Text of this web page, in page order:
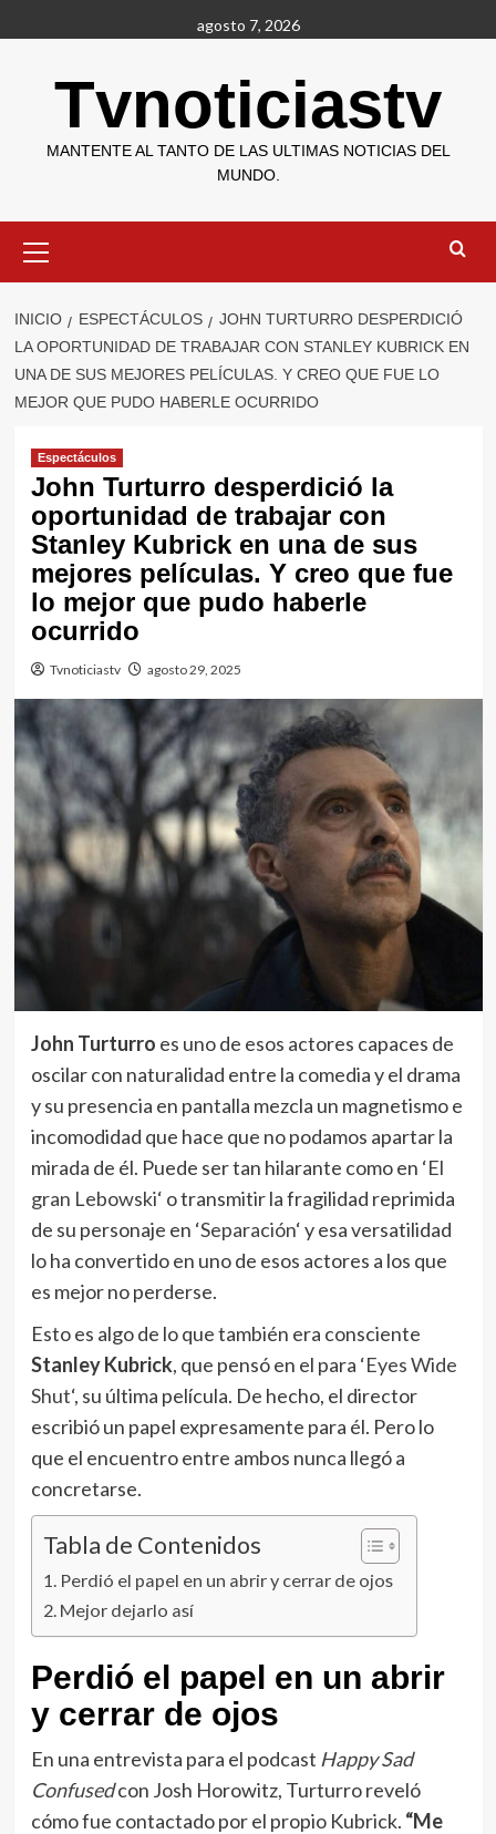
al
agosto 7, 2026
Tvnoticiastv
MANTENTE AL TANTO DE LAS ULTIMAS NOTICIAS DEL
MUNDO.
primario
INICIO ESPECTÁCULOS
JOHN TURTURRO DESPERDICIÓ
LA OPORTUNIDAD DE TRABAJAR CON STANLEY KUBRICK EN
UNA DE SUS MEJORES PELÍCULAS. Y CREO QUE FUE LO
MEJOR QUE PUDO HABERLE OCURRIDO
Espectáculos
John Turturro desperdició la
oportunidad de trabajar con
Stanley Kubrick en una de sus
mejores películas. Y creo que fue
lo mejor que pudo haberle
ocurrido
Tvnoticiastv agosto 29, 2025
John Turturro es uno de esos actores capaces de
oscilar con naturalidad entre la comedia y el drama
y su presencia en pantalla mezcla un magnetismo e
incomodidad que hace que no podamos apartar la
mirada de él. Puede ser tan hilarante como en ‘El
gran Lebowski‘ o transmitir la fragilidad reprimida
de su personaje en ‘Separación‘ y esa versatilidad
lo ha convertido en uno de esos actores a los que
es mejor no perderse.
Esto es algo de lo que también era consciente
Stanley Kubrick, que pensó en el para ‘Eyes Wide
Shut‘, su última película. De hecho, el director
escribió un papel expresamente para él. Pero lo
que el encuentro entre ambos nunca llegó a
concretarse.
Tabla de Contenidos
Perdió el papel en un abrir y cerrar de ojos
Mejor dejarlo así
Perdió el papel en un abrir
y cerrar de ojos
En una entrevista para el podcast Happy Sad
Confusedcon Josh Horowitz, Turturro reveló
cómo fue contactado por el propio Kubrick. “Me